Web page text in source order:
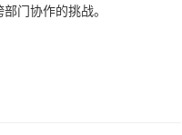
门协作的挑战。